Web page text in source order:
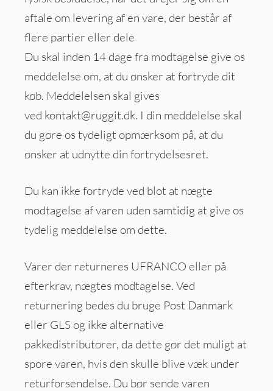
aftale om levering af en vare, der består af
flere partier eller dele
Du skal inden 14 dage fra modtagelse give os
meddelelse om, at du ønsker at fortryde dit
køb. Meddelelsen skal gives
ved kontakt@ruggit.dk. I din meddelelse skal
du gøre os tydeligt opmærksom på, at du
ønsker at udnytte din fortrydelsesret.
Du kan ikke fortryde ved blot at nægte
modtagelse af varen uden samtidig at give os
tydelig meddelelse om dette.
Varer der returneres UFRANCO eller på
efterkrav, nægtes modtagelse. Ved
returnering bedes du bruge Post Danmark
eller GLS og ikke alternative
pakkedistributører, da dette gør det muligt at
spore varen, hvis den skulle blive væk under
returforsendelse. Du bør sende varen